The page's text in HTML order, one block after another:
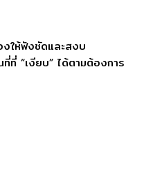
งให้ฟังชัดและสงบ
“เงียบ” ได้ตามต้องการ